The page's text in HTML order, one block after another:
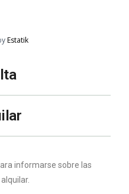
Estatik
informarse sobre las